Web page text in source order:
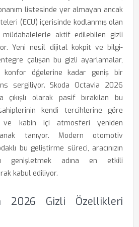
listesinde yer almayan ancak
(ECU) içerisinde kodlanmış olan
müdahalelerle aktif edilebilen gizli
Yeni nesil dijital kokpit ve bilgi-
çalışan bu gizli ayarlamalar,
konfor öğelerine kadar geniş bir
sergiliyor. Skoda Octavia 2026
çıkışlı olarak pasif bırakılan bu
kendi tercihlerine göre
ve kabin içi atmosferi yeniden
tanıyor. Modern otomotiv
bu geliştirme süreci, aracınızın
genişletmek adına en etkili
kabul ediliyor.
2026 Gizli Özellikleri